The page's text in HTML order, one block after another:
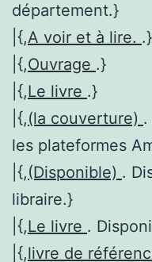
département.}
|{,A voir et à lire. .}
|{,Ouvrage .}
|{,Le livre .}
|{,(la couverture) .
les plateformes
|{,(Disponible) .
libraire.}
|{,Le livre .
|{,livre de